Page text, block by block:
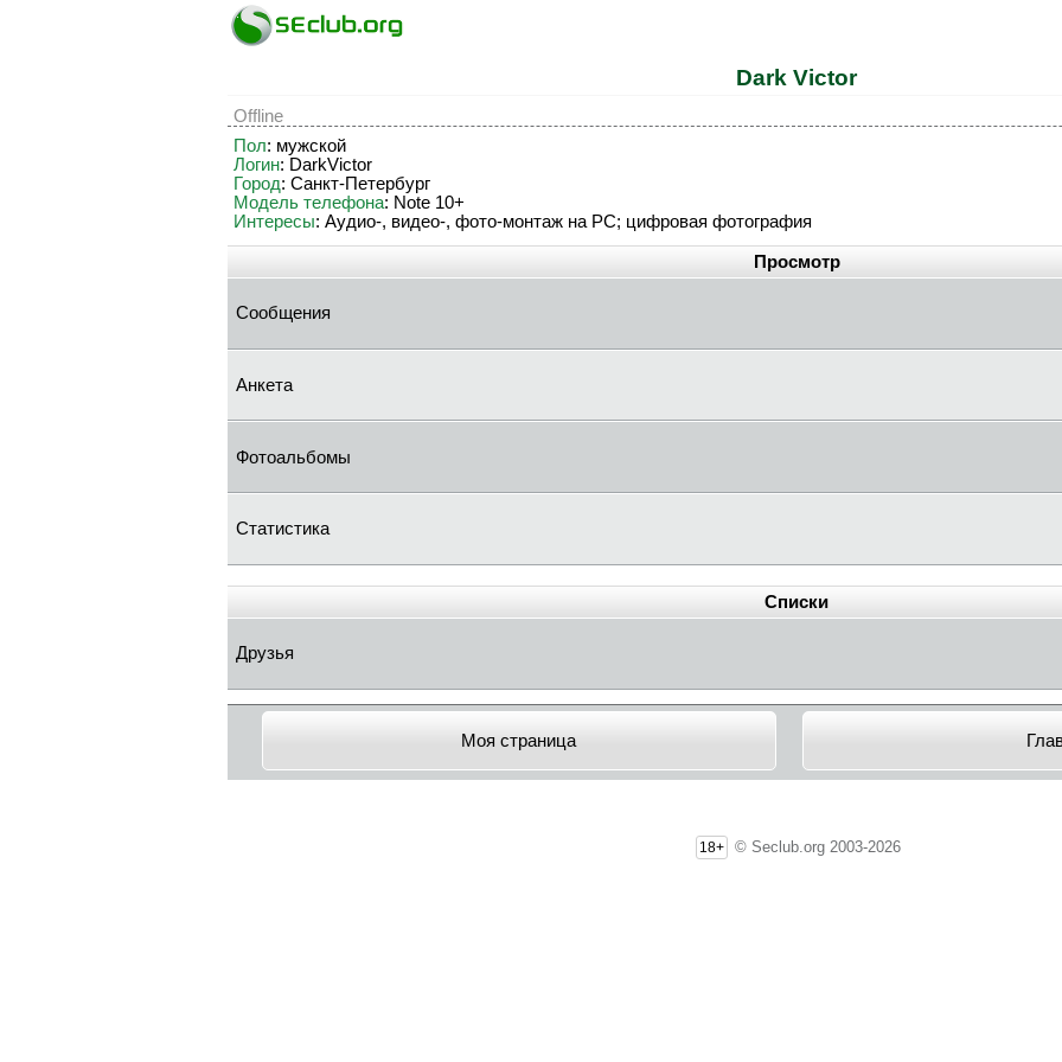
Dark Victor
Offline
Пол: мужской
Логин: DarkVictor
Город: Санкт-Петербург
Модель телефона: Note 10+
Интересы: Аудио-, видео-, фото-монтаж на PC; цифровая фотография
Просмотр
Сообщения
Анкета
Фотоальбомы
Статистика
Списки
Друзья
Моя страница
18+ © Seclub.org 2003-2026